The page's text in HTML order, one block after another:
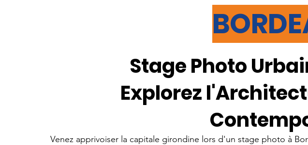
Stage Photo
Explorez
Venez apprivoiser la capitale girondine lors d'un stage photo à